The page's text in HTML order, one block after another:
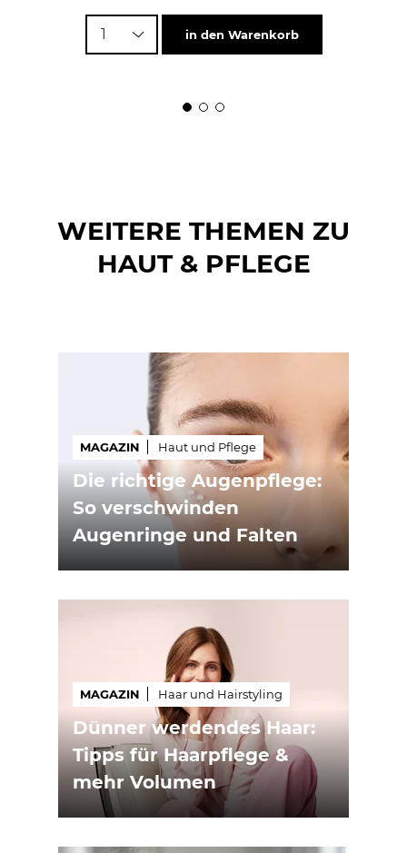
1 in den Warenkorb
WEITERE THEMEN ZU
HAUT & PFLEGE
MAGAZIN Haut und Pflege
Die richtige Augenpflege:
So verschwinden
Augenringe und Falten
MAGAZIN Haar und Hairstyling
Dünner werdendes Haar:
Tipps für Haarpflege &
mehr Volumen